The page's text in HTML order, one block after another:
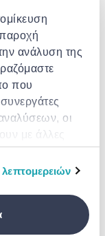
ανάλυση της
που
οι
με άλλες
ή τις
από μέρους
soil 3l